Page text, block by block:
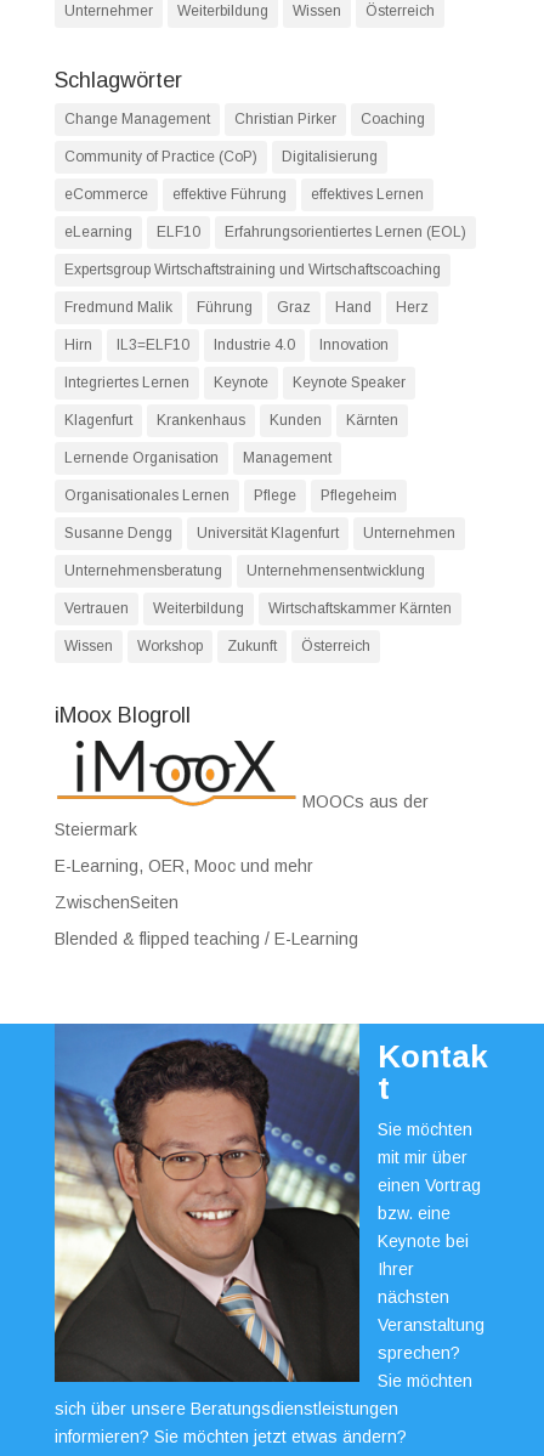
Unternehmer Weiterbildung Wissen Österreich
Schlagwörter
Change Management Christian Pirker Coaching
Community of Practice (CoP) Digitalisierung
eCommerce effektive Führung effektives Lernen
eLearning ELF10 Erfahrungsorientiertes Lernen (EOL)
Expertsgroup Wirtschaftstraining und Wirtschaftscoaching
Fredmund Malik Führung Graz Hand Herz
Hirn IL3=ELF10 Industrie 4.0 Innovation
Integriertes Lernen Keynote Keynote Speaker
Klagenfurt Krankenhaus Kunden Kärnten
Lernende Organisation Management
Organisationales Lernen Pflege Pflegeheim
Susanne Dengg Universität Klagenfurt Unternehmen
Unternehmensberatung Unternehmensentwicklung
Vertrauen Weiterbildung Wirtschaftskammer Kärnten
Wissen Workshop Zukunft Österreich
iMoox Blogroll
MOOCs aus der
Steiermark
E-Learning, OER, Mooc und mehr
ZwischenSeiten
Blended & flipped teaching / E-Learning
Kontak
t
Sie möchten
mit mir über
einen Vortrag
bzw. eine
Keynote bei
Ihrer
nächsten
Veranstaltung
sprechen?
Sie möchten
sich über unsere Beratungsdienstleistungen
informieren? Sie möchten jetzt etwas ändern?